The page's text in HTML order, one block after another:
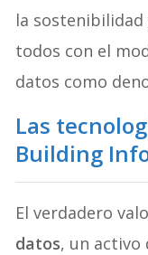
la
todos con el
datos como
Las
Building
El verdadero
datos, un activo